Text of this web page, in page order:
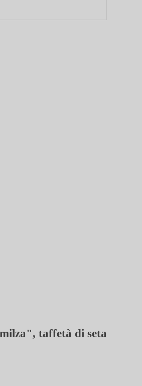
taffetà di seta